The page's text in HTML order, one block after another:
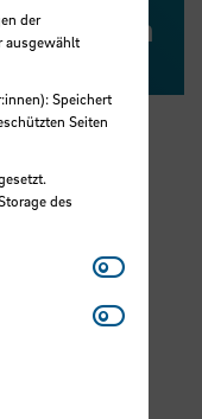
Bremen
der
ausgewählt
Speichert
Seiten
des
Matomo
Youtube